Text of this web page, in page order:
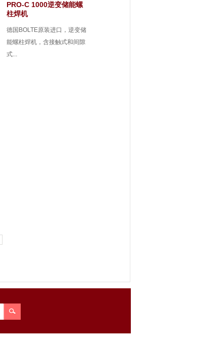
PRO-C 1000逆变储能螺
柱焊机
德国BOLTE原装进口，逆变储
能螺柱焊机，含接触式和间隙
式...